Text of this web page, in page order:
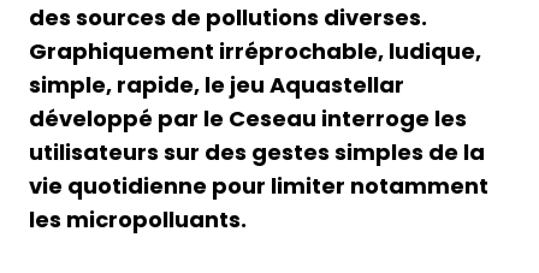
des sources de pollutions diverses.
Graphiquement irréprochable, ludique,
simple, rapide, le jeu Aquastellar
développé par le Ceseau interroge les
utilisateurs sur des gestes simples de la
vie quotidienne pour limiter notamment
les micropolluants.